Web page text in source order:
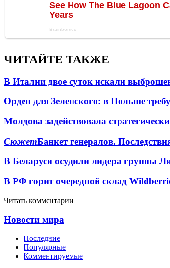
ЧИТАЙТЕ ТАКЖЕ
В Италии двое суток искали
Орден для Зеленского: в Польше
Молдова задействовала
СюжетБанкет генералов.
В Беларуси осудили лидера группы
В РФ горит очередной склад
Читать комментарии
Новости мира
Последние
Популярные
Комментируемые